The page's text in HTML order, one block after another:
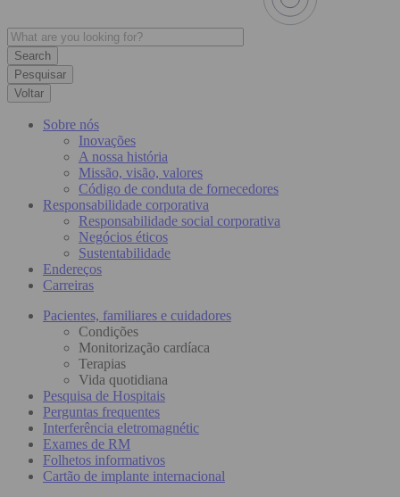
Pesquisar
Voltar
Sobre nós
Inovações
A nossa história
Missão, visão, valores
Código de conduta de fornecedores
Responsabilidade corporativa
Responsabilidade social corporativa
Negócios éticos
Sustentabilidade
Endereços
Carreiras
Pacientes, familiares e cuidadores
Condições
Monitorização cardíaca
Terapias
Vida quotidiana
Pesquisa de Hospitais
Perguntas frequentes
Interferência eletromagnétic
Exames de RM
Folhetos informativos
Cartão de implante internacional